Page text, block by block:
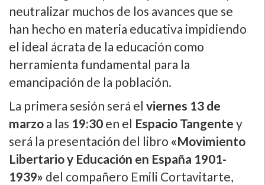
neutralizar muchos de los avances que se
han hecho en materia educativa impidiendo
el ideal ácrata de la educación como
herramienta fundamental para la
emancipación de la población.
La primera sesión será el viernes 13 de
marzo a las 19:30 en el Espacio Tangente y
será la presentación del libro «Movimiento
Libertario y Educación en España 1901-
1939» del compañero Emili Cortavitarte,